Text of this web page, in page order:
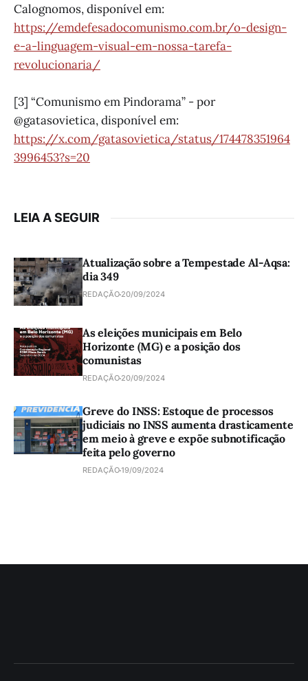
Calognomos, disponível em:
https://emdefesadocomunismo.com.br/o-design-
e-a-linguagem-visual-em-nossa-tarefa-
revolucionaria/
[3] “Comunismo em Pindorama” - por
@gatasovietica, disponível em:
https://x.com/gatasovietica/status/174478351964
3996453?s=20
LEIA A SEGUIR
Atualização sobre a Tempestade Al-Aqsa:
dia 349
REDAÇÃO 20/09/2024
As eleições municipais em Belo
Horizonte (MG) e a posição dos
comunistas
REDAÇÃO 20/09/2024
Greve do INSS: Estoque de processos
judiciais no INSS aumenta drasticamente
em meio à greve e expõe subnotificação
feita pelo governo
REDAÇÃO19/09/2024